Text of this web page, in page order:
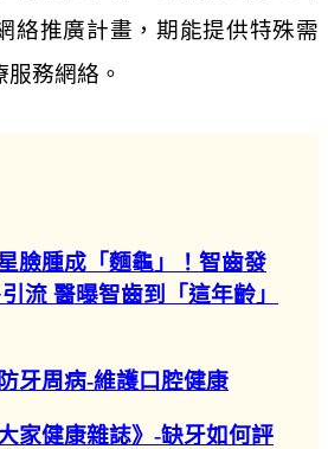
絡推廣計畫，期能提供特殊需
務網絡。
臉腫成「麵龜」！智齒發
流 醫曝智齒到「這年齡」
牙周病-維護口腔健康
大家健康雜誌》-缺牙如何評